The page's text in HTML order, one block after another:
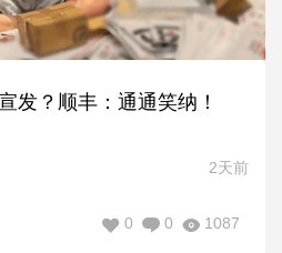
发？顺丰：通通笑纳！
2天前
1087
0
0